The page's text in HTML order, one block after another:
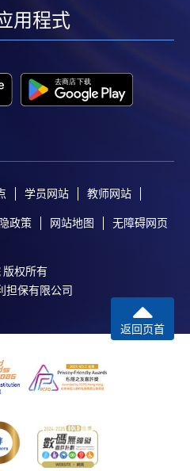
linkedin
用程式
学员网站 教师网站
政策 网站地图 无障碍网页
版权所有
担保有限公司
返回页首